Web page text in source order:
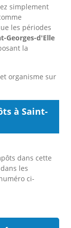
simplement
les périodes
Georges-d'Elle
la
organisme sur
à Saint-
dans cette
les
ci-